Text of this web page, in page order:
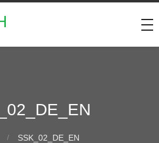
SSK_02_DE_EN